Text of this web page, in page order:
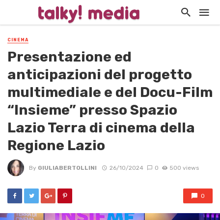
CINEMA
Presentazione ed
anticipazioni del progetto
multimediale e del Docu-Film
“Insieme” presso Spazio
Lazio Terra di cinema della
Regione Lazio
By GIULIABERTOLLINI 26/10/2024 0 500 views
0